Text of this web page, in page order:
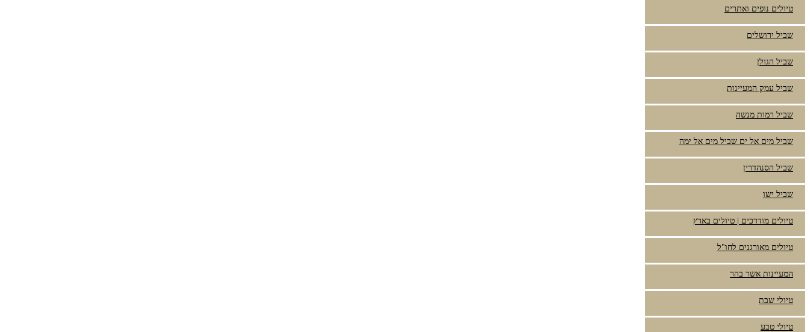
טיולים נופים ואתרים
שביל ירושלים
שביל הגולן
שביל עמק המעיינות
שביל רמות מנשה
שביל מים אל ים שביל מים אל ימה
שביל הסנהדרין
שביל ישו
טיולים מודרכים | טיולים בארץ
טיולים מאורגנים לחו"ל
המעיינות אשר בהר
טיולי שבת
טיולי טבע